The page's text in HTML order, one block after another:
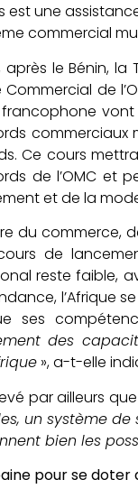
est une
commercial
après le Bénin, la
Commercial de
francophone
commerciaux
Ce cours
de l’OMC et
et de la
du commerce,
de
reste faible,
l’Afrique
ses
des
», a-t-elle
par ailleurs
un système
bien les
pour se